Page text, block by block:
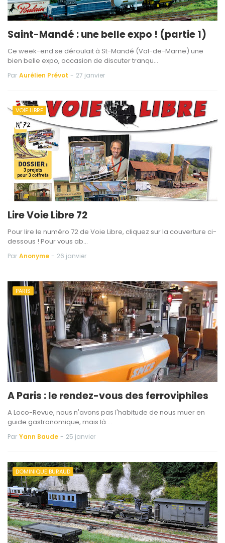
Saint-Mandé : une belle expo ! (partie 1)
Ce week-end se déroulait à St-Mandé (Val-de-Marne) une
bien belle expo, occasion de discuter tranqu…
Par Aurélien Prévot - 27 janvier
VOIE LIBRE
Lire Voie Libre 72
Pour lire le numéro 72 de Voie Libre, cliquez sur la couverture ci-
dessous ! Pour vous ab…
Par Anonyme - 26 janvier
PARIS
A Paris : le rendez-vous des ferroviphiles
A Loco-Revue, nous n'avons pas l'habitude de nous muer en
guide gastronomique, mais là.…
Par Yann Baude - 25 janvier
DOMINIQUE BURAUD